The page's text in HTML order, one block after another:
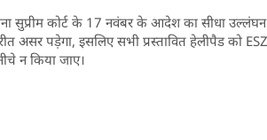
सुप्रीम कोर्ट के 17 नवंबर के आदेश का सीधा
असर पड़ेगा, इसलिए सभी प्रस्तावित हेलीपैड को
न किया जाए।